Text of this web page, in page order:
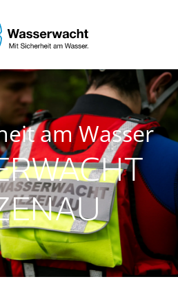
am Wasser
Wasserwacht Alzenau
Wasserwacht Alzenau
Wasserwacht Alzenau
Wasserwacht Alzenau
Wasserwacht Alzenau